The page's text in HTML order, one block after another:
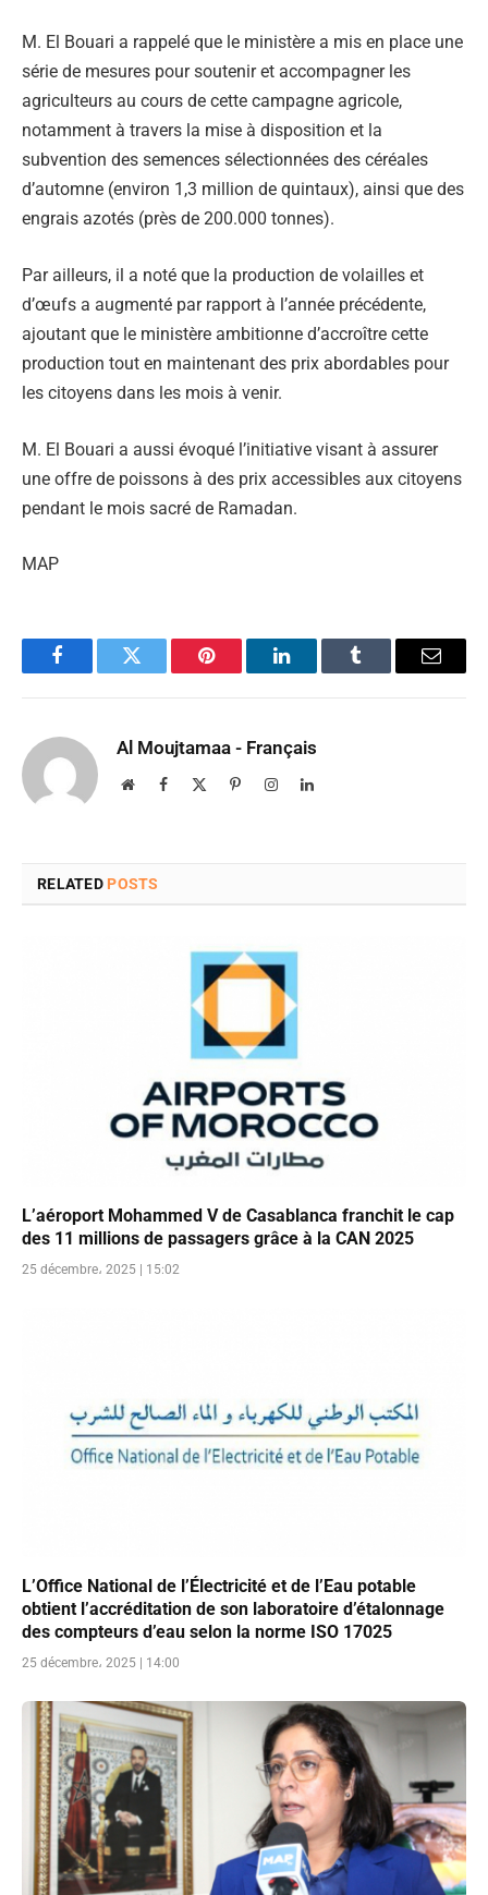
M. El Bouari a rappelé que le ministère a mis en place une
série de mesures pour soutenir et accompagner les
agriculteurs au cours de cette campagne agricole,
notamment à travers la mise à disposition et la
subvention des semences sélectionnées des céréales
d’automne (environ 1,3 million de quintaux), ainsi que des
engrais azotés (près de 200.000 tonnes).
Par ailleurs, il a noté que la production de volailles et
d’œufs a augmenté par rapport à l’année précédente,
ajoutant que le ministère ambitionne d’accroître cette
production tout en maintenant des prix abordables pour
les citoyens dans les mois à venir.
M. El Bouari a aussi évoqué l’initiative visant à assurer
une offre de poissons à des prix accessibles aux citoyens
pendant le mois sacré de Ramadan.
MAP
FacebookTwitter Pinterest LinkedInTumblr Email
Al Moujtamaa - Français
WebsiteFacebook PinterestInstagramLinkedIn
RELATED POSTS
L’aéroport Mohammed V de Casablanca franchit le cap
des 11 millions de passagers grâce à la CAN 2025
25 décembre، 2025 | 15:02
L’Office National de l’Électricité et de l’Eau potable
obtient l’accréditation de son laboratoire d’étalonnage
des compteurs d’eau selon la norme ISO 17025
25 décembre، 2025 | 14:00